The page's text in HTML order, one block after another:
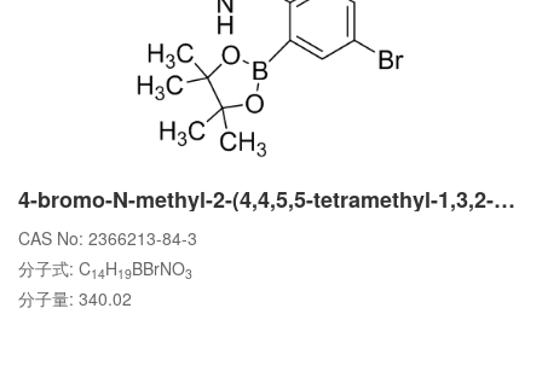
4-bromo-N-methyl-2-(4,4,5,5-tetramethyl-1,3,2-dioxaborolan-2-yl)benzamide
CAS No: 2366213-84-3
分子式: C14H19BBrNO3
分子量: 340.02